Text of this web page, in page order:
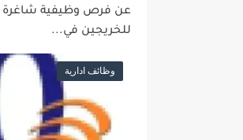
عن فرص وظيفية شاغرة
للخريجين في...
وظائف ادارية